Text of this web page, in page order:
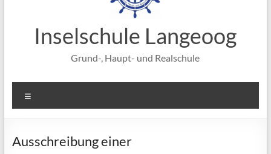
Inselschule Langeoog
Grund-, Haupt- und Realschule
Ausschreibung einer